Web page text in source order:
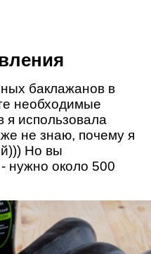
баклажанов в
необходимые
я использовала
не знаю, почему я
Но вы
нужно около 500